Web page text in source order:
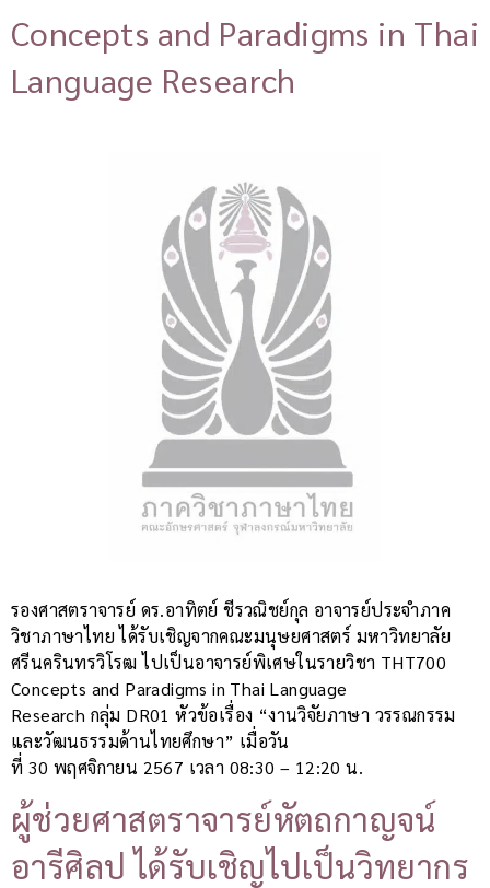
Concepts and Paradigms in Thai
Language Research
รองศาสตราจารย์ ดร.อาทิตย์ ชีรวณิชย์กุล อาจารย์ประจำภาค
วิชาภาษาไทย ได้รับเชิญจากคณะมนุษยศาสตร์ มหาวิทยาลัย
ศรีนครินทรวิโรฒ ไปเป็นอาจารย์พิเศษในรายวิชา THT700
Concepts and Paradigms in Thai Language
Research กลุ่ม DR01 หัวข้อเรื่อง “งานวิจัยภาษา วรรณกรรม
และวัฒนธรรมด้านไทยศึกษา” เมื่อวัน
ที่ 30 พฤศจิกายน 2567 เวลา 08:30 – 12:20 น.
ผู้ช่วยศาสตราจารย์หัตถกาญจน์
อารีศิลป ได้รับเชิญไปเป็นวิทยากร